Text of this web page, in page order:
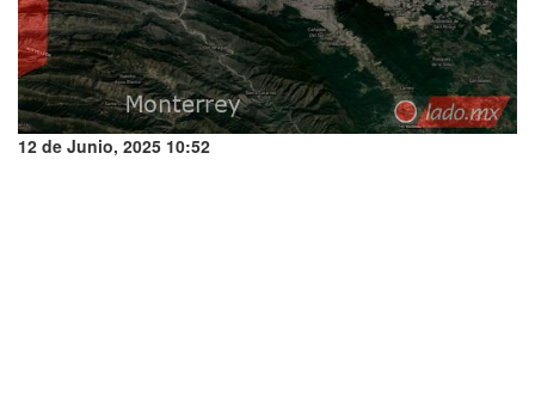
12 de Junio, 2025 10:52